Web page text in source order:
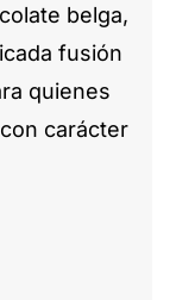
belga,
fusión
quienes
carácter